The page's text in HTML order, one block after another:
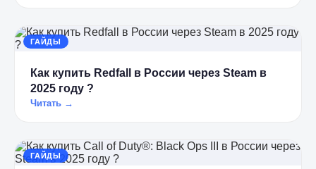
ГАЙДЫ
Как купить Redfall в России через Steam в
2025 году ?
Читать →
ГАЙДЫ